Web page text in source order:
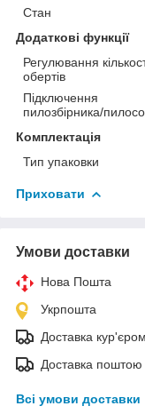
Стан
Додаткові функції
Регулювання
обертів
Підключення
пилозбірника/
Комплектація
Тип упаковки
Приховати
Умови доставки
Нова Пошта
Укрпошта
Доставка кур'єром
Доставка поштою
Всі умови доставки